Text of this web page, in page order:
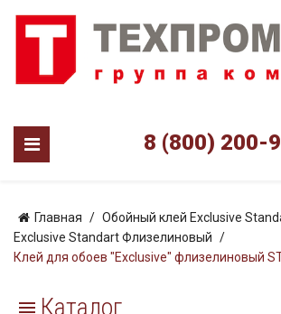
8 (800) 200-
Главная
Обойный клей Exclusive
Exclusive Standart Флизелиновый
Клей для обоев "Exclusive" флизелиновый